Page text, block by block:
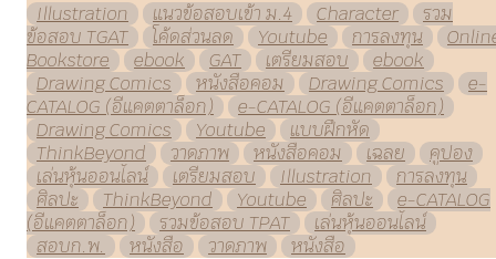
Illustration แนวข้อสอบเข้า ม.4 Character
รวม
ข้อสอบ TGAT
โค้ดส่วนลด Youtube การลงทุน
Bookstore
ebook GAT เตรียมสอบ
ebook
Drawing Comics
หนังสือคอม Drawing Comics
e-
CATALOG (อีแคตตาล็อก)
e-CATALOG (อีแคตตาล็อก)
Drawing Comics
Youtube
แบบฝึกหัด
ThinkBeyond
วาดภาพ หนังสือคอม เฉลย
คูปอง
เล่นหุ้นออนไลน์
เตรียมสอบ Illustration
การลงทุน
ศิลปะ
ThinkBeyond Youtube ศิลปะ
e-CATALOG
(อีแคตตาล็อก)
รวมข้อสอบ TPAT
เล่นหุ้นออนไลน์
สอบก.พ.
หนังสือ วาดภาพ หนังสือ